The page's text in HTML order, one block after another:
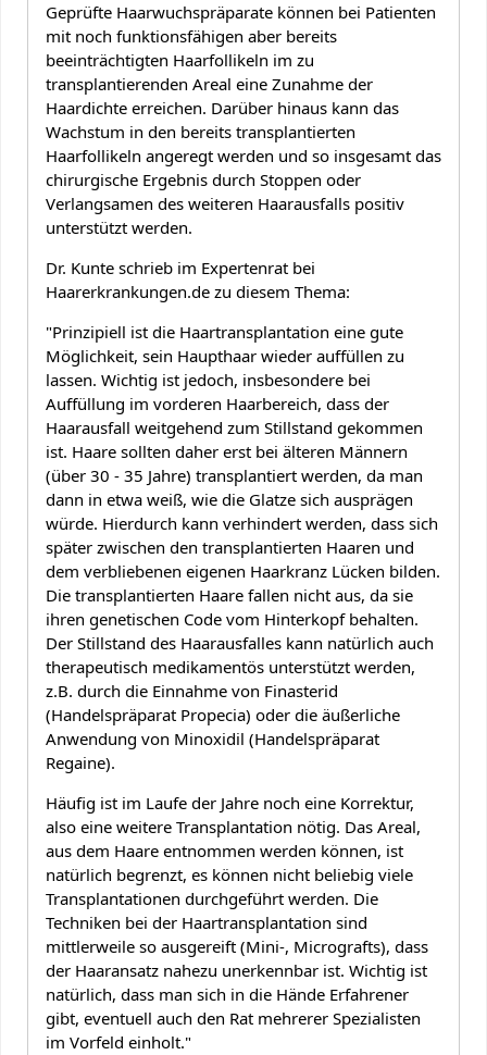
Geprüfte Haarwuchspräparate können bei Patienten
mit noch funktionsfähigen aber bereits
beeinträchtigten Haarfollikeln im zu
transplantierenden Areal eine Zunahme der
Haardichte erreichen. Darüber hinaus kann das
Wachstum in den bereits transplantierten
Haarfollikeln angeregt werden und so insgesamt das
chirurgische Ergebnis durch Stoppen oder
Verlangsamen des weiteren Haarausfalls positiv
unterstützt werden.
Dr. Kunte schrieb im Expertenrat bei
Haarerkrankungen.de zu diesem Thema:
"Prinzipiell ist die Haartransplantation eine gute
Möglichkeit, sein Haupthaar wieder auffüllen zu
lassen. Wichtig ist jedoch, insbesondere bei
Auffüllung im vorderen Haarbereich, dass der
Haarausfall weitgehend zum Stillstand gekommen
ist. Haare sollten daher erst bei älteren Männern
(über 30 - 35 Jahre) transplantiert werden, da man
dann in etwa weiß, wie die Glatze sich ausprägen
würde. Hierdurch kann verhindert werden, dass sich
später zwischen den transplantierten Haaren und
dem verbliebenen eigenen Haarkranz Lücken bilden.
Die transplantierten Haare fallen nicht aus, da sie
ihren genetischen Code vom Hinterkopf behalten.
Der Stillstand des Haarausfalles kann natürlich auch
therapeutisch medikamentös unterstützt werden,
z.B. durch die Einnahme von Finasterid
(Handelspräparat Propecia) oder die äußerliche
Anwendung von Minoxidil (Handelspräparat
Regaine).
Häufig ist im Laufe der Jahre noch eine Korrektur,
also eine weitere Transplantation nötig. Das Areal,
aus dem Haare entnommen werden können, ist
natürlich begrenzt, es können nicht beliebig viele
Transplantationen durchgeführt werden. Die
Techniken bei der Haartransplantation sind
mittlerweile so ausgereift (Mini-, Micrografts), dass
der Haaransatz nahezu unerkennbar ist. Wichtig ist
natürlich, dass man sich in die Hände Erfahrener
gibt, eventuell auch den Rat mehrerer Spezialisten
im Vorfeld einholt."